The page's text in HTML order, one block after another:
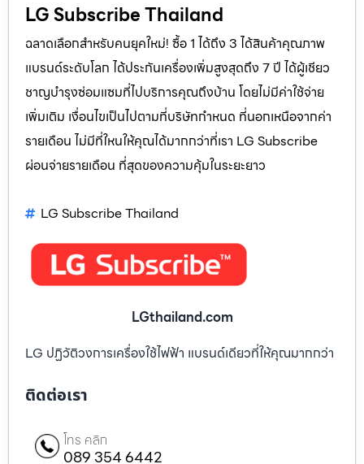
LG Subscribe Thailand
ฉลาดเลือกสำหรับคนยุคใหม่! ซื้อ 1 ได้ถึง 3 ได้สินค้าคุณภาพ
แบรนด์ระดับโลก ได้ประกันเครื่องเพิ่มสูงสุดถึง 7 ปี ได้ผู้เชียว
ชาญบำรุงซ่อมแซมที่ไปบริการคุณถึงบ้าน โดยไม่มีค่าใช้จ่าย
เพิ่มเติม เงื่อนไขเป็นไปตามที่บริษัทกำหนด ที่นอกเหนือจากค่า
รายเดือน ไม่มีที่ใหนให้คุณได้มากกว่าที่เรา LG Subscribe
ผ่อนจ่ายรายเดือน ที่สุดของความคุ้มในระยะยาว
LG Subscribe Thailand
LGthailand.com
LG ปฏิวัติวงการเครื่องใช้ไฟฟ้า แบรนด์เดียวที่ให้คุณมากกว่า
ติดต่อเรา
โทร คลิก
089 354 6442